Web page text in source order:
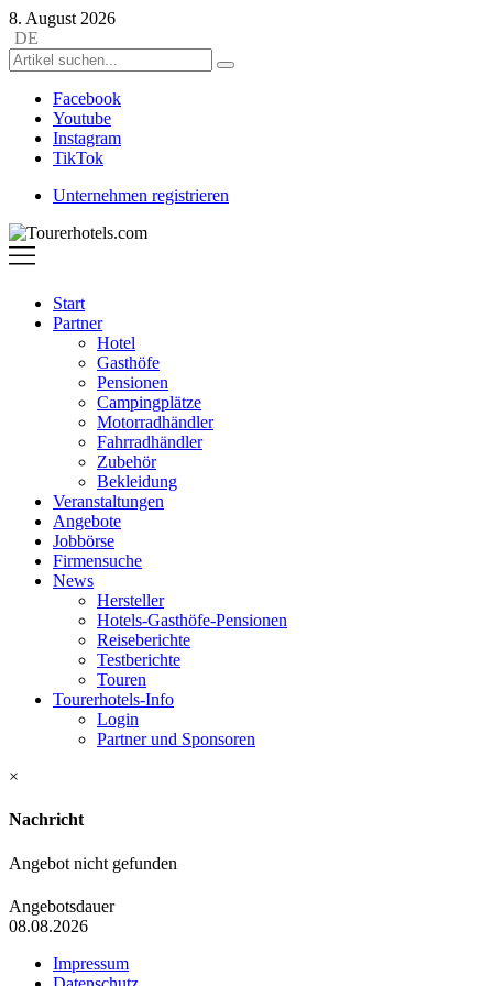
8. August 2026
DE
Facebook
Youtube
Instagram
TikTok
Unternehmen registrieren
Tourerhotels.com
Start
Partner
Hotel
Gasthöfe
Pensionen
Campingplätze
Motorradhändler
Fahrradhändler
Zubehör
Bekleidung
Veranstaltungen
Angebote
Jobbörse
Firmensuche
News
Hersteller
Hotels-Gasthöfe-Pensionen
Reiseberichte
Testberichte
Touren
Tourerhotels-Info
Login
Partner und Sponsoren
×
Nachricht
Angebot nicht gefunden
Angebotsdauer
08.08.2026
Impressum